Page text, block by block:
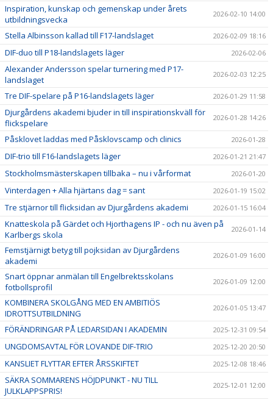
Inspiration, kunskap och gemenskap under årets
utbildningsvecka
2026-02-10 14:00
Stella Albinsson kallad till F17-landslaget 2026-02-09 18:16
DIF-duo till P18-landslagets läger 2026-02-06
Alexander Andersson spelar turnering med P17-
landslaget
2026-02-03 12:25
Tre DIF-spelare på P16-landslagets läger 2026-01-29 11:58
Djurgårdens akademi bjuder in till inspirationskväll för
flickspelare
2026-01-28 14:26
Påsklovet laddas med Påsklovscamp och clinics 2026-01-28
DIF-trio till F16-landslagets läger 2026-01-21 21:47
Stockholmsmästerskapen tillbaka – nu i vårformat 2026-01-20
Vinterdagen + Alla hjärtans dag = sant 2026-01-19 15:02
Tre stjärnor till flicksidan av Djurgårdens akademi 2026-01-15 16:04
Knatteskola på Gärdet och Hjorthagens IP - och nu även på
Karlbergs skola
2026-01-14
Femstjärnigt betyg till pojksidan av Djurgårdens
akademi
2026-01-09 16:00
Snart öppnar anmälan till Engelbrektsskolans
fotbollsprofil
2026-01-09 12:00
KOMBINERA SKOLGÅNG MED EN AMBITIÖS
IDROTTSUTBILDNING
2026-01-05 13:47
FÖRÄNDRINGAR PÅ LEDARSIDAN I AKADEMIN 2025-12-31 09:54
UNGDOMSAVTAL FÖR LOVANDE DIF-TRIO 2025-12-20 20:50
KANSLIET FLYTTAR EFTER ÅRSSKIFTET 2025-12-08 18:46
SÄKRA SOMMARENS HÖJDPUNKT - NU TILL
JULKLAPPSPRIS!
2025-12-01 12:00